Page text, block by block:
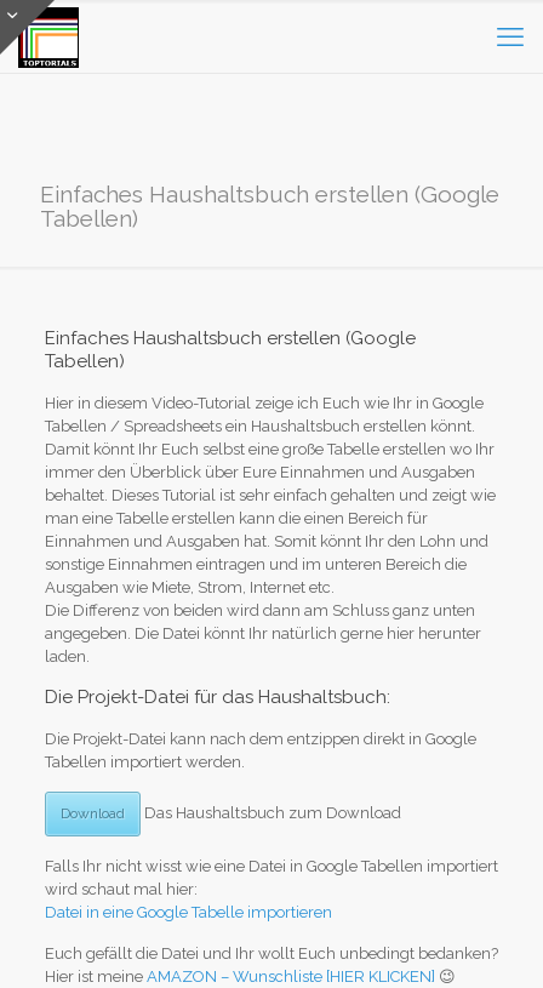
Einfaches Haushaltsbuch erstellen (Google
Tabellen)
Einfaches Haushaltsbuch erstellen (Google
Tabellen)
Hier in diesem Video-Tutorial zeige ich Euch wie Ihr in Google
Tabellen / Spreadsheets ein Haushaltsbuch erstellen könnt.
Damit könnt Ihr Euch selbst eine große Tabelle erstellen wo Ihr
immer den Überblick über Eure Einnahmen und Ausgaben
behaltet. Dieses Tutorial ist sehr einfach gehalten und zeigt wie
man eine Tabelle erstellen kann die einen Bereich für
Einnahmen und Ausgaben hat. Somit könnt Ihr den Lohn und
sonstige Einnahmen eintragen und im unteren Bereich die
Ausgaben wie Miete, Strom, Internet etc.
Die Differenz von beiden wird dann am Schluss ganz unten
angegeben. Die Datei könnt Ihr natürlich gerne hier herunter
laden.
Die Projekt-Datei für das Haushaltsbuch:
Die Projekt-Datei kann nach dem entzippen direkt in Google
Tabellen importiert werden.
Download Das Haushaltsbuch zum Download
Falls Ihr nicht wisst wie eine Datei in Google Tabellen importiert
wird schaut mal hier:
Datei in eine Google Tabelle importieren
Euch gefällt die Datei und Ihr wollt Euch unbedingt bedanken?
Hier ist meine AMAZON – Wunschliste [HIER KLICKEN] 😉